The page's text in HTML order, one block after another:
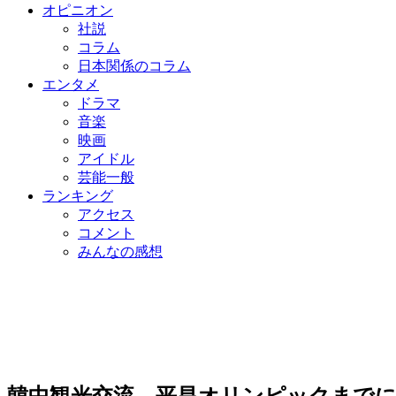
オピニオン
社説
コラム
日本関係のコラム
エンタメ
ドラマ
音楽
映画
アイドル
芸能一般
ランキング
アクセス
コメント
みんなの感想